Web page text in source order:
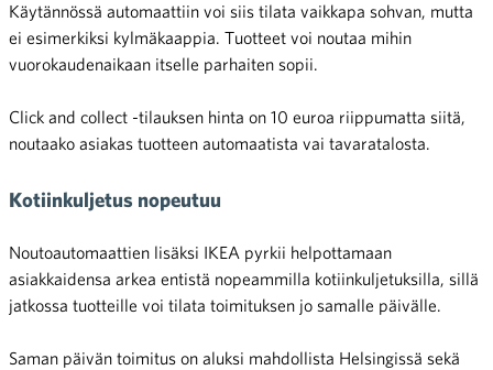
Käytännössä automaattiin voi siis tilata vaikkapa sohvan, mutta
ei esimerkiksi kylmäkaappia. Tuotteet voi noutaa mihin
vuorokaudenaikaan itselle parhaiten sopii.
Click and collect -tilauksen hinta on 10 euroa riippumatta siitä,
noutaako asiakas tuotteen automaatista vai tavaratalosta.
Kotiinkuljetus nopeutuu
Noutoautomaattien lisäksi IKEA pyrkii helpottamaan
asiakkaidensa arkea entistä nopeammilla kotiinkuljetuksilla, sillä
jatkossa tuotteille voi tilata toimituksen jo samalle päivälle.
Saman päivän toimitus on aluksi mahdollista Helsingissä sekä